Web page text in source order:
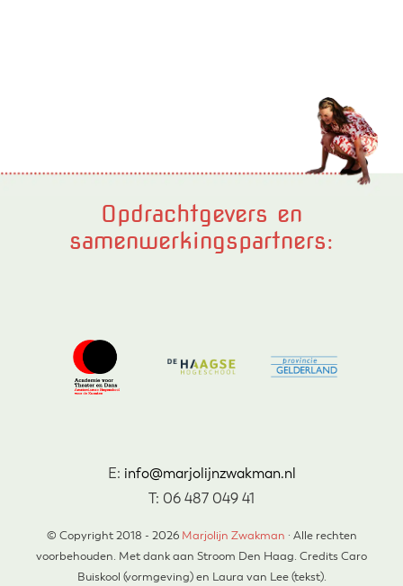
Opdrachtgevers en
samenwerkingspartners:
E: info@marjolijnzwakman.nl
T: 06 487 049 41
© Copyright 2018 - 2026 Marjolijn Zwakman · Alle rechten
voorbehouden. Met dank aan Stroom Den Haag. Credits Caro
Buiskool (vormgeving) en Laura van Lee (tekst).